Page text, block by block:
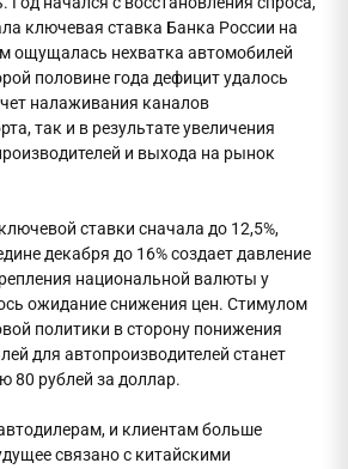
ключевая ставка Банка России на
ощущалась нехватка автомобилей
половине года дефицит удалось
налаживания каналов
так и в результате увеличения
и выхода на рынок
ставки сначала до 12,5%,
декабря до 16% создает давление
национальной валюты у
ожидание снижения цен. Стимулом
политики в сторону понижения
для автопроизводителей станет
80 рублей за доллар.
и клиентам больше
связано с китайскими